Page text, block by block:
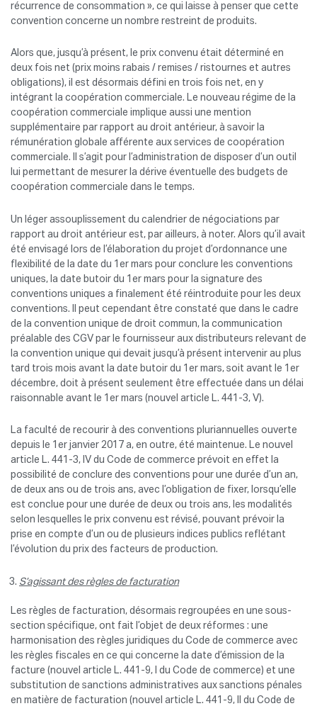
récurrence de consommation », ce qui laisse à penser que cette
convention concerne un nombre restreint de produits.
Alors que, jusqu’à présent, le prix convenu était déterminé en
deux fois net (prix moins rabais / remises / ristournes et autres
obligations), il est désormais défini en trois fois net, en y
intégrant la coopération commerciale. Le nouveau régime de la
coopération commerciale implique aussi une mention
supplémentaire par rapport au droit antérieur, à savoir la
rémunération globale afférente aux services de coopération
commerciale. Il s’agit pour l’administration de disposer d’un outil
lui permettant de mesurer la dérive éventuelle des budgets de
coopération commerciale dans le temps.
Un léger assouplissement du calendrier de négociations par
rapport au droit antérieur est, par ailleurs, à noter. Alors qu’il avait
été envisagé lors de l’élaboration du projet d’ordonnance une
flexibilité de la date du 1er mars pour conclure les conventions
uniques, la date butoir du 1er mars pour la signature des
conventions uniques a finalement été réintroduite pour les deux
conventions. Il peut cependant être constaté que dans le cadre
de la convention unique de droit commun, la communication
préalable des CGV par le fournisseur aux distributeurs relevant de
la convention unique qui devait jusqu’à présent intervenir au plus
tard trois mois avant la date butoir du 1er mars, soit avant le 1er
décembre, doit à présent seulement être effectuée dans un délai
raisonnable avant le 1er mars (nouvel article L. 441-3, V).
La faculté de recourir à des conventions pluriannuelles ouverte
depuis le 1er janvier 2017 a, en outre, été maintenue. Le nouvel
article L. 441-3, IV du Code de commerce prévoit en effet la
possibilité de conclure des conventions pour une durée d’un an,
de deux ans ou de trois ans, avec l’obligation de fixer, lorsqu’elle
est conclue pour une durée de deux ou trois ans, les modalités
selon lesquelles le prix convenu est révisé, pouvant prévoir la
prise en compte d’un ou de plusieurs indices publics reflétant
l’évolution du prix des facteurs de production.
S’agissant des règles de facturation
Les règles de facturation, désormais regroupées en une sous-
section spécifique, ont fait l’objet de deux réformes : une
harmonisation des règles juridiques du Code de commerce avec
les règles fiscales en ce qui concerne la date d’émission de la
facture (nouvel article L. 441-9, I du Code de commerce) et une
substitution de sanctions administratives aux sanctions pénales
en matière de facturation (nouvel article L. 441-9, II du Code de